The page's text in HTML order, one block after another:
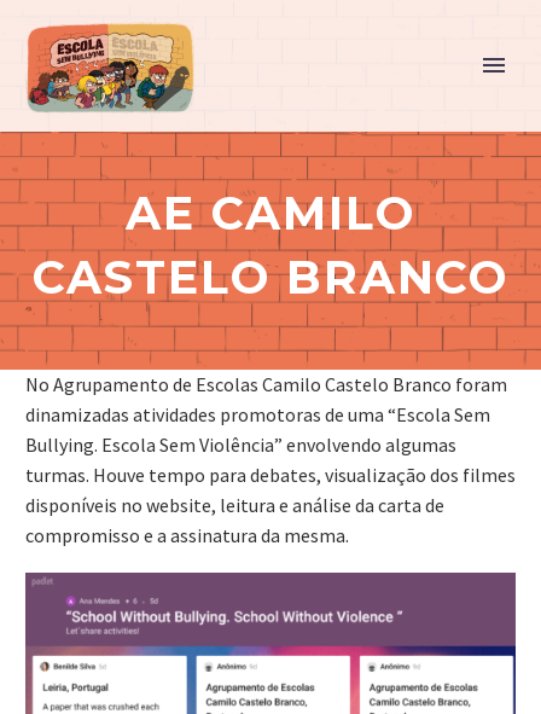
AE CAMILO
CASTELO BRANCO
No Agrupamento de Escolas Camilo Castelo Branco foram
dinamizadas atividades promotoras de uma “Escola Sem
Bullying. Escola Sem Violência” envolvendo algumas
turmas. Houve tempo para debates, visualização dos filmes
disponíveis no website, leitura e análise da carta de
compromisso e a assinatura da mesma.